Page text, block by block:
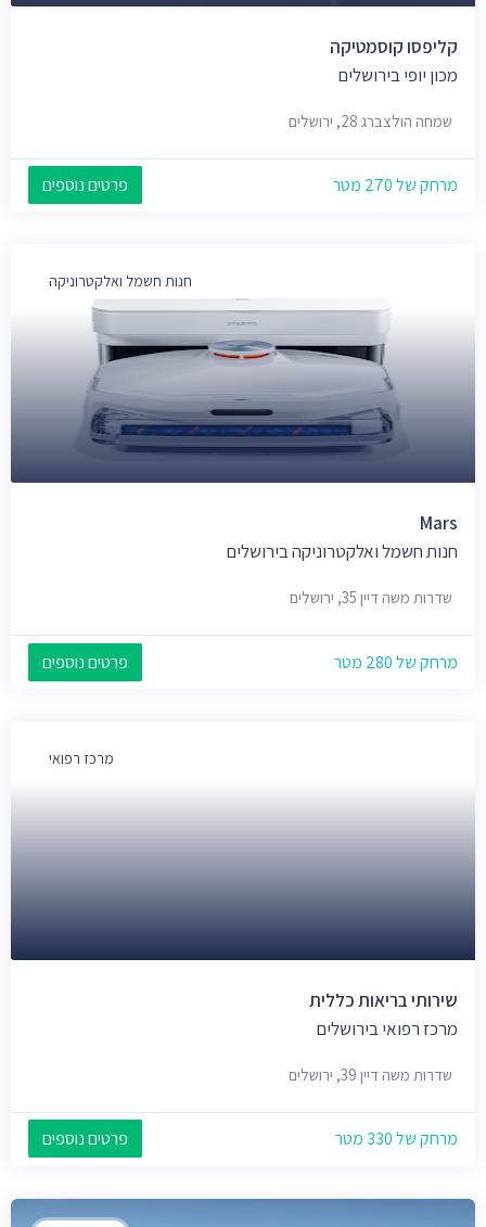
קליפסו קוסמטיקה
מכון יופי בירושלים
שמחה הולצברג 28, ירושלים
מרחק של 270 מטר פרטים נוספים
חנות חשמל ואלקטרוניקה
Mars
חנות חשמל ואלקטרוניקה בירושלים
שדרות משה דיין 35, ירושלים
מרחק של 280 מטר פרטים נוספים
מרכז רפואי
שירותי בריאות כללית
מרכז רפואי בירושלים
שדרות משה דיין 39, ירושלים
מרחק של 330 מטר פרטים נוספים